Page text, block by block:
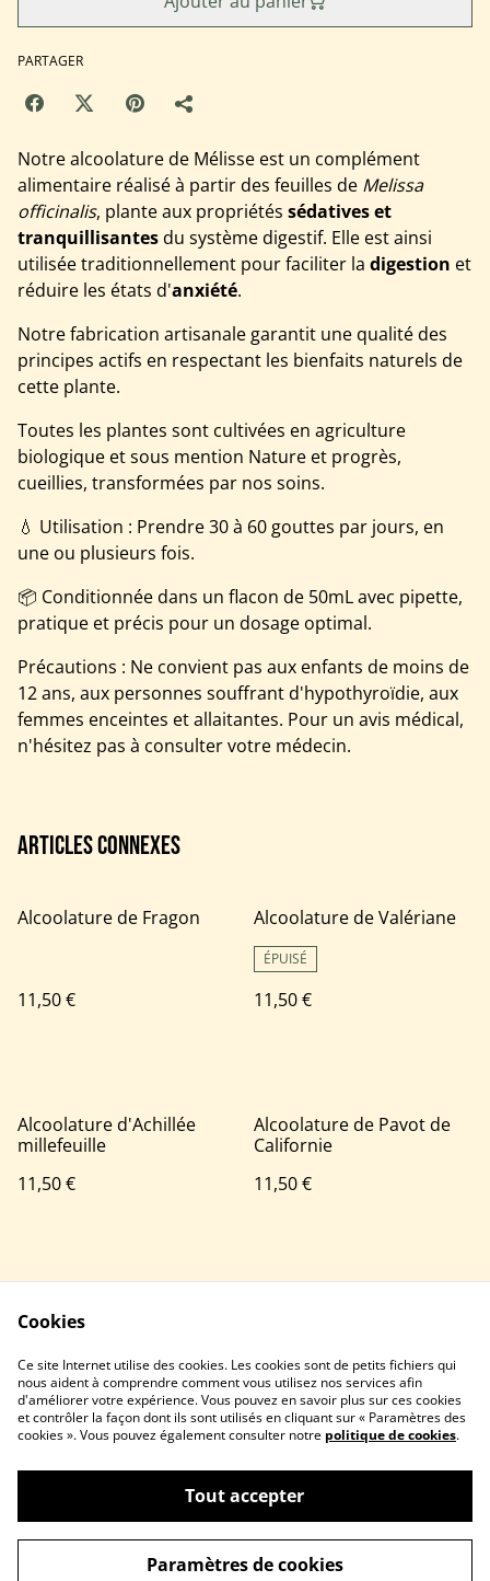
PARTAGER
Notre alcoolature de Mélisse est un complément
alimentaire réalisé à partir des feuilles de Melissa
officinalis, plante aux propriétés sédatives et
tranquillisantesdu système digestif. Elle est ainsi
utilisée traditionnellement pour faciliter la digestion et
réduire les états d'anxiété.
Notre fabrication artisanale garantit une qualité des
principes actifs en respectant les bienfaits naturels de
cette plante.
Toutes les plantes sont cultivées en agriculture
biologique et sous mention Nature et progrès,
cueillies, transformées par nos soins.
💧 Utilisation : Prendre 30 à 60 gouttes par jours, en
une ou plusieurs fois.
📦 Conditionnée dans un flacon de 50mL avec pipette,
pratique et précis pour un dosage optimal.
Précautions : Ne convient pas aux enfants de moins de
12 ans, aux personnes souffrant d'hypothyroïdie, aux
femmes enceintes et allaitantes. Pour un avis médical,
n'hésitez pas à consulter votre médecin.
Articles connexes
Alcoolature de Fragon
11,50 €
Alcoolature de Valériane
ÉPUISÉ
11,50 €
Alcoolature d'Achillée
millefeuille
11,50 €
Alcoolature de Pavot de
Californie
11,50 €
Nous contacter
Conditions
Politique de
confidentialité
Politique de cookies
©2026Brin de Chêne
Cookies
Ce site Internet utilise des cookies. Les cookies sont de petits fichiers qui
nous aident à comprendre comment vous utilisez nos services afin
d'améliorer votre expérience. Vous pouvez en savoir plus sur ces cookies
et contrôler la façon dont ils sont utilisés en cliquant sur « Paramètres des
cookies ». Vous pouvez également consulter notre politique de cookies.
Tout accepter
Paramètres de cookies